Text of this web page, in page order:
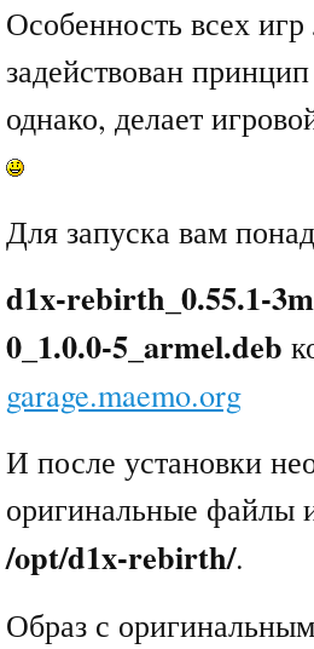
Особенность всех
задействован
однако, делает
Для запуска вам
d1x-rebirth_0.55.1-
0_1.0.0-5_armel.deb
garage.maemo.org
И после установки
оригинальные файлы
/opt/d1x-rebirth/.
Образ с